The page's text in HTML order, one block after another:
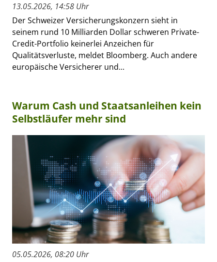
13.05.2026, 14:58 Uhr
Der Schweizer Versicherungskonzern sieht in
seinem rund 10 Milliarden Dollar schweren Private-
Credit-Portfolio keinerlei Anzeichen für
Qualitätsverluste, meldet Bloomberg. Auch andere
europäische Versicherer und...
Warum Cash und Staatsanleihen kein
Selbstläufer mehr sind
05.05.2026, 08:20 Uhr